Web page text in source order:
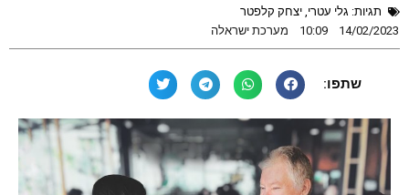
תגיות: גלי עטרי, יצחק קלפטר
14/02/2023
10:09 מערכת ישראלה
שתפו: